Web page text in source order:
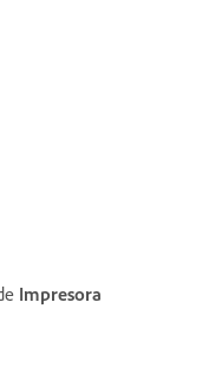
Impresora